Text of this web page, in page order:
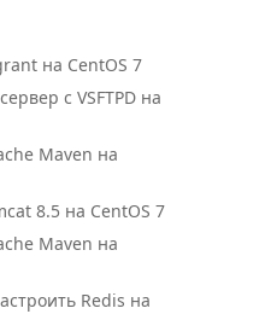
на CentOS 7
с VSFTPD на
Maven на
8.5 на CentOS 7
Maven на
Redis на